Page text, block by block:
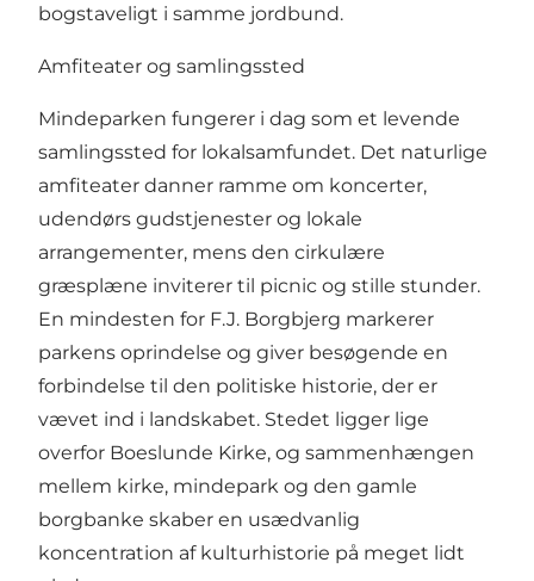
bogstaveligt i samme jordbund.
Amfiteater og samlingssted
Mindeparken fungerer i dag som et levende
samlingssted for lokalsamfundet. Det naturlige
amfiteater danner ramme om koncerter,
udendørs gudstjenester og lokale
arrangementer, mens den cirkulære
græsplæne inviterer til picnic og stille stunder.
En mindesten for F.J. Borgbjerg markerer
parkens oprindelse og giver besøgende en
forbindelse til den politiske historie, der er
vævet ind i landskabet. Stedet ligger lige
overfor Boeslunde Kirke, og sammenhængen
mellem kirke, mindepark og den gamle
borgbanke skaber en usædvanlig
koncentration af kulturhistorie på meget lidt